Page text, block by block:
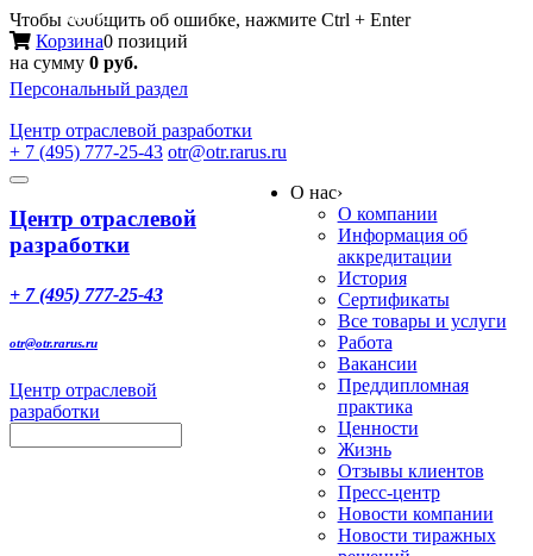
Чтобы сообщить об ошибке, нажмите Ctrl + Enter
Корзина0 позиций
на сумму 0 руб.
Персональный раздел
Центр отраслевой разработки
+ 7 (495) 777-25-43 otr@otr.rarus.ru
Toggle
Меню
Центр отраслевой
разработки
+ 7 (495) 777-25-43
otr@otr.rarus.ru
Центр отраслевой
разработки
О нас›
О компании
Информация об
аккредитации
История
Сертификаты
Все товары и услуги
Работа
Вакансии
Преддипломная
практика
Ценности
Жизнь
Отзывы клиентов
Пресс-центр
Новости компании
Новости тиражных